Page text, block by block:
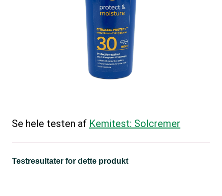
Se hele testen af Kemitest: Solcremer
Testresultater for dette produkt